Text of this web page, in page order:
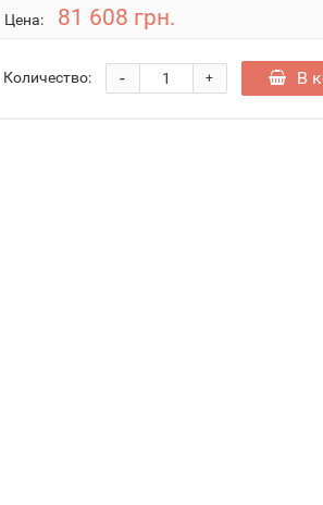
Цена: 81 608 грн.
Количество: +
- В